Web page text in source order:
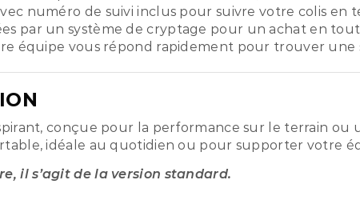
numéro de suivi inclus pour suivre votre colis en
par un système de cryptage pour un achat en
équipe vous répond rapidement pour trouver une
conçue pour la performance sur le terrain ou
idéale au quotidien ou pour supporter votre
il s’agit de la version standard.